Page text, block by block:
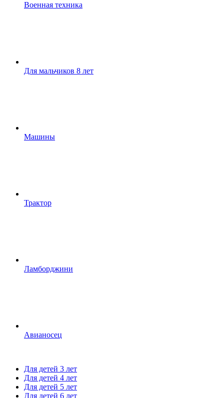
Военная техника
Для мальчиков 8 лет
Машины
Трактор
Ламборджини
Авианосец
Для детей 3 лет
Для детей 4 лет
Для детей 5 лет
Для детей 6 лет